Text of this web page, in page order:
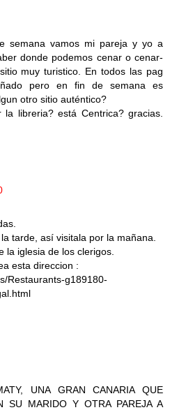
semana vamos mi pareja y yo a
donde podemos cenar o cenar-
muy turistico. En todos las pag
pero en fin de semana es
otro sitio auténtico?
libreria? está Centrica? gracias.
tarde, así visitala por la mañana.
la iglesia de los clerigos.
esta direccion :
Restaurants-g189180-
UNA GRAN CANARIA QUE
SU MARIDO Y OTRA PAREJA A